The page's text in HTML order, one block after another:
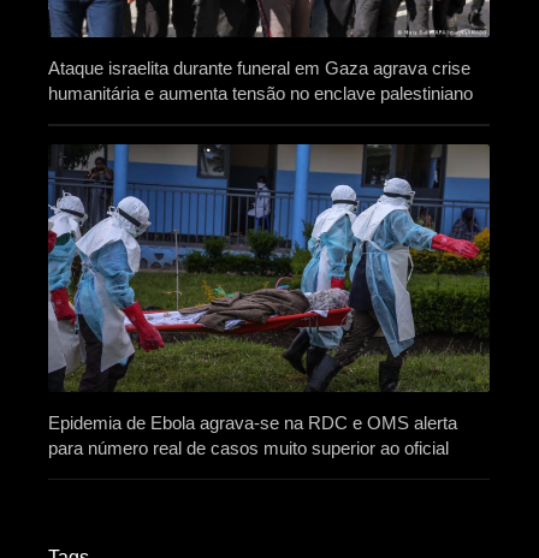
Ataque israelita durante funeral em Gaza agrava crise
humanitária e aumenta tensão no enclave palestiniano
Epidemia de Ebola agrava-se na RDC e OMS alerta
para número real de casos muito superior ao oficial